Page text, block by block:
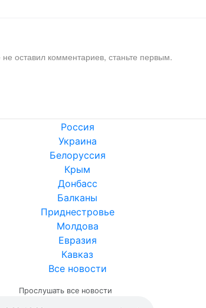
оставил комментариев, станьте первым.
Россия
Украина
Белоруссия
Крым
Донбасс
Балканы
Приднестровье
Молдова
Евразия
Кавказ
Все новости
Прослушать все новости